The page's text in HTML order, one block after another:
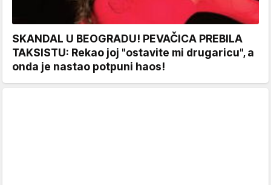
SKANDAL U BEOGRADU! PEVAČICA PREBILA
TAKSISTU: Rekao joj "ostavite mi drugaricu", a
onda je nastao potpuni haos!